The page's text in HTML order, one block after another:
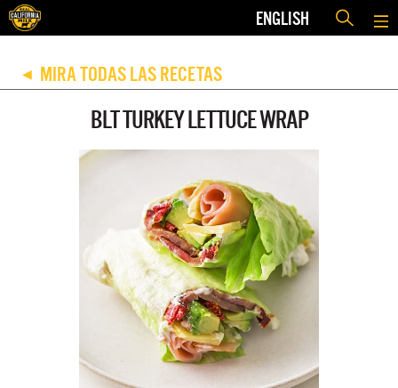
ENGLISH
◀ MIRA TODAS LAS RECETAS
BLT TURKEY LETTUCE WRAP